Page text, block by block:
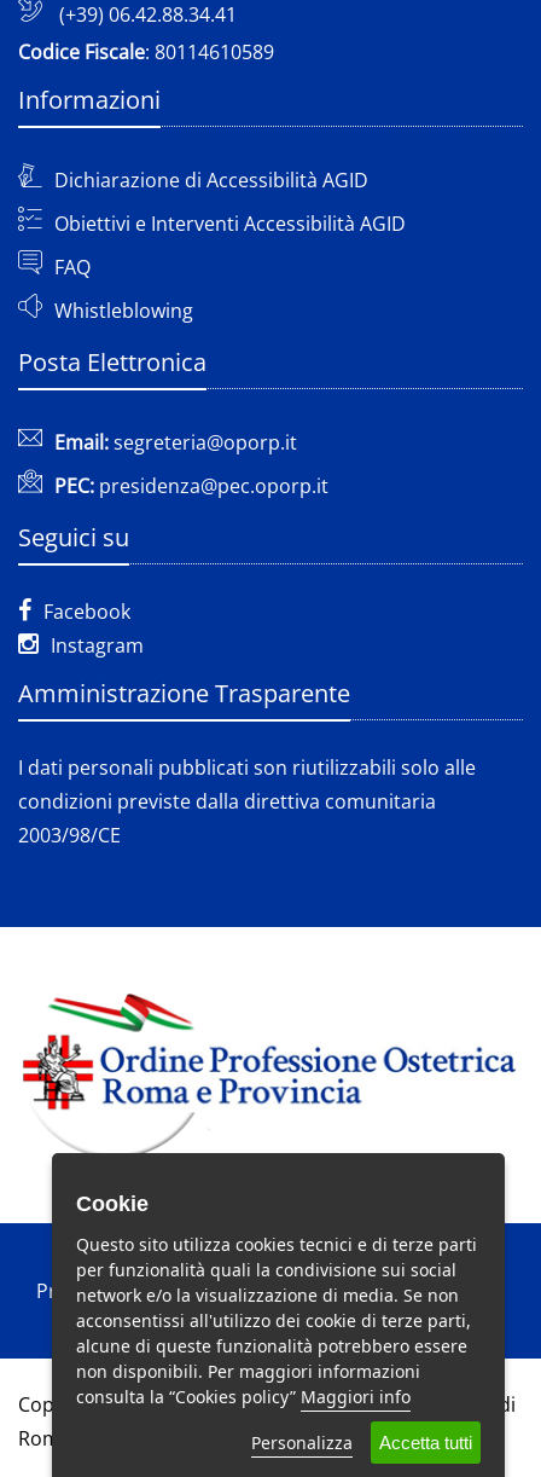
(+39) 06.42.88.34.41
Codice Fiscale: 80114610589
Informazioni
Dichiarazione di Accessibilità AGID
Obiettivi e Interventi Accessibilità AGID
FAQ
Whistleblowing
Posta Elettronica
Email:segreteria@oporp.it
PEC: presidenza@pec.oporp.it
Seguici su
Facebook
Instagram
Amministrazione Trasparente
I dati personali pubblicati son riutilizzabili solo alle
condizioni previste dalla direttiva comunitaria
2003/98/CE
Privacy Policy|Cookie Policy|Preferenze Cookie
Copyright © 2011 Ordine della Professione Ostetrica di
Roma e Provincia - Tutti i diritti riservati.
Cookie
Questo sito utilizza cookies tecnici e di terze parti
per funzionalità quali la condivisione sui social
network e/o la visualizzazione di media. Se non
acconsentissi all'utilizzo dei cookie di terze parti,
alcune di queste funzionalità potrebbero essere
non disponibili. Per maggiori informazioni
consulta la “Cookies policy” Maggiori info
Personalizza
Accetta tutti